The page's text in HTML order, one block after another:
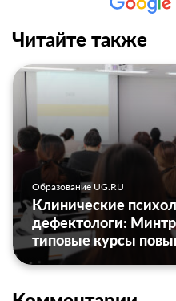
Читайте также
Образование UG.RU
Клинические
дефектологи:
типовые курсы